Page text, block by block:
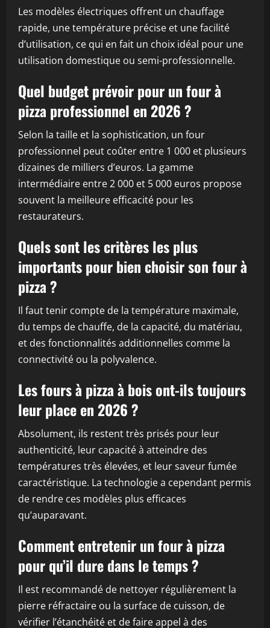
Les modèles électriques offrent un chauffage
rapide, une température précise et une facilité
d’utilisation, ce qui en fait un choix idéal pour une
utilisation domestique ou semi-professionnelle.
Quel budget prévoir pour un four à
pizza professionnel en 2026 ?
Selon la taille et la sophistication, un four
professionnel peut coûter entre 1 000 et plusieurs
dizaines de milliers d’euros. La gamme
intermédiaire entre 2 000 et 5 000 euros propose
souvent la meilleure efficacité pour les
restaurateurs.
Quels sont les critères les plus
importants pour bien choisir son four à
pizza ?
Il faut tenir compte de la température maximale,
du temps de chauffe, de la capacité, du matériau,
et des fonctionnalités additionnelles comme la
connectivité ou la polyvalence.
Les fours à pizza à bois ont-ils toujours
leur place en 2026 ?
Absolument, ils restent très prisés pour leur
authenticité, leur capacité à atteindre des
températures très élevées, et leur saveur fumée
caractéristique. La technologie a cependant permis
de rendre ces modèles plus efficaces
qu’auparavant.
Comment entretenir un four à pizza
pour qu’il dure dans le temps ?
Il est recommandé de nettoyer régulièrement la
pierre réfractaire ou la surface de cuisson, de
vérifier l’étanchéité et de faire appel à des